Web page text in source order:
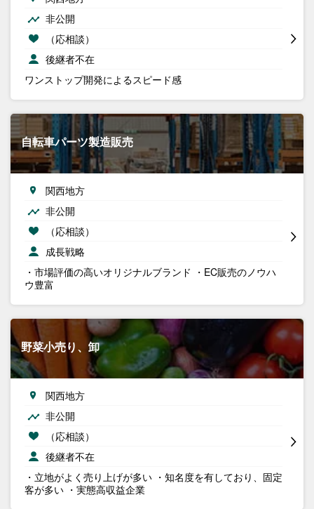
非公開
（応相談）
後継者不在
ワンストップ開発によるスピード感
自転車パーツ製造販売
関西地方
非公開
（応相談）
成長戦略
・市場評価の高いオリジナルブランド ・EC販売のノウハ
ウ豊富
野菜小売り、卸
関西地方
非公開
（応相談）
後継者不在
・立地がよく売り上げが多い ・知名度を有しており、固定
客が多い ・実態高収益企業